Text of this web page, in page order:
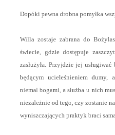
Dopóki pewna drobna pomyłka
Willa zostaje zabrana do
świecie, gdzie dostępuje
zasłużyła. Przyjdzie jej
będącym ucieleśnieniem
niemal bogami, a służba u nich
niezależnie od tego, czy zostanie
wyniszczających praktyk braci